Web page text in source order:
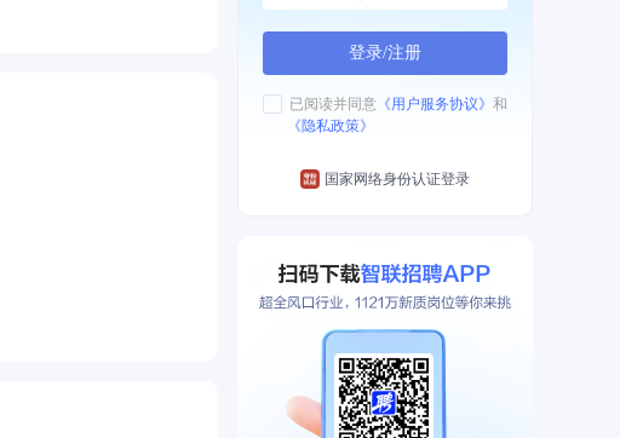
讯设备、汽车零部
登录/注册
已阅读并同意 《用户服务协议》 和
《隐私政策》
国家网络身份认证登录